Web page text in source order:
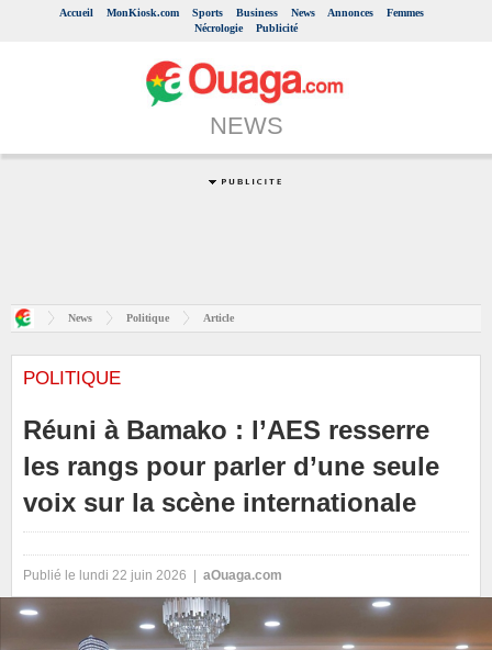
Accueil MonKiosk.com Sports Business News Annonces
Femmes
Nécrologie
Publicité
NEWS
News Politique Article
POLITIQUE
Réuni à Bamako : l’AES resserre
les rangs pour parler d’une seule
voix sur la scène internationale
Publié le lundi 22 juin 2026 | aOuaga.com